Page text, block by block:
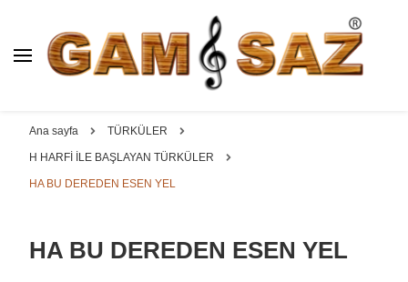
BAĞLAMA İMALAT / SATIŞ
YAPRAK || ELEKTRO ||
ÖZEL BAĞLAMA İMALAT /
Padok, Kompozit, Mat, Divan, Çöğür, Cura, Solak, Dede,
Oyma ve yaprak sazlar, özel imalat bağlamalar
Ana sayfa TÜRKÜLER
H HARFİ İLE BAŞLAYAN TÜRKÜLER
HA BU DEREDEN ESEN YEL
HA BU DEREDEN ESEN YEL